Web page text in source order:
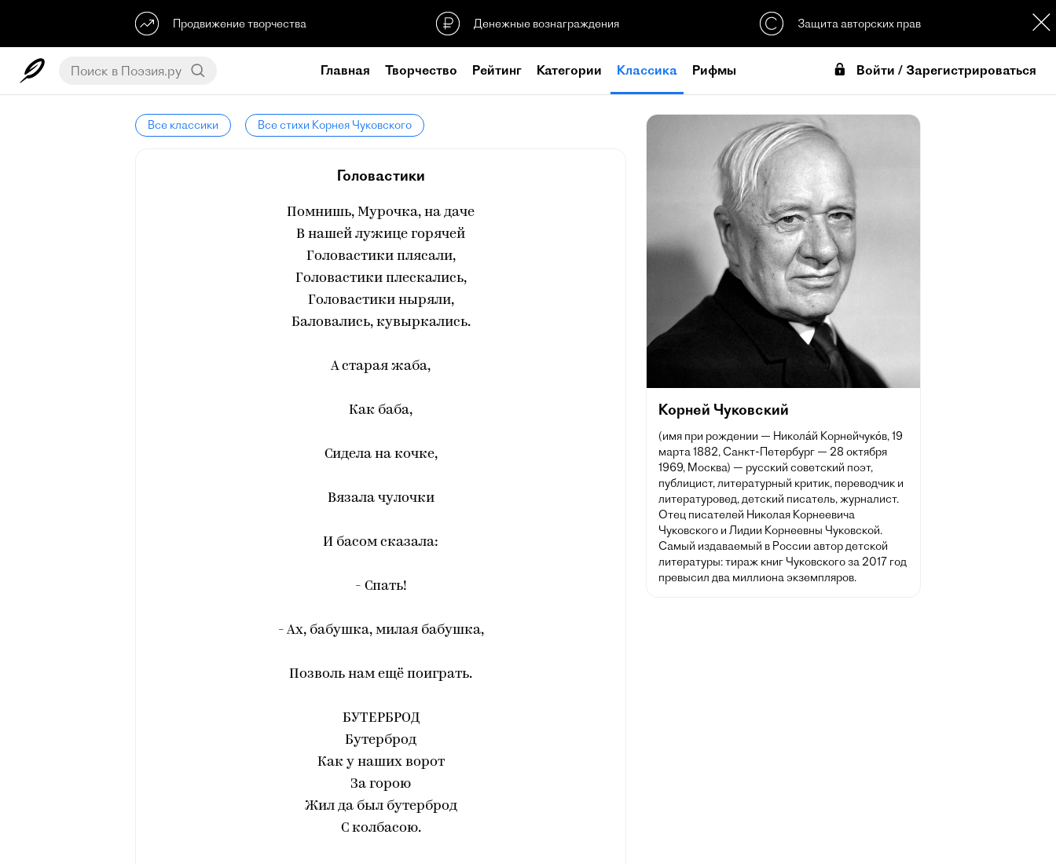
Продвижение творчества Денежные вознаграждения Защита авторских прав
Главная Творчество Рейтинг Категории Классика Рифмы Войти / Зарегистрироваться
Все классики Все стихи Корнея Чуковского
Головастики
Помнишь, Мурочка, на даче
В нашей лужице горячей
Головастики плясали,
Головастики плескались,
Головастики ныряли,
Баловались, кувыркались.
А старая жаба,
Как баба,
Сидела на кочке,
Вязала чулочки
И басом сказала:
- Спать!
- Ах, бабушка, милая бабушка,
Позволь нам ещё поиграть.
БУТЕРБРОД
Бутерброд
Как у наших ворот
За горою
Жил да был бутерброд
С колбасою.
Корней Чуковский
(имя при рождении — Никола́й Корнейчуко́в, 19
марта 1882, Санкт-Петербург — 28 октября
1969, Москва) — русский советский поэт,
публицист, литературный критик, переводчик и
литературовед, детский писатель, журналист.
Отец писателей Николая Корнеевича
Чуковского и Лидии Корнеевны Чуковской.
Самый издаваемый в России автор детской
литературы: тираж книг Чуковского за 2017 год
превысил два миллиона экземпляров.